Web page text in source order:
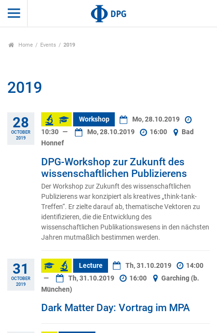
Home Events 2019
2019
28
OCTOBER
2019
Workshop
Mo, 28.10.2019
10:30 — Mo, 28.10.2019 16:00
Bad
Honnef
DPG-Workshop zur Zukunft des
wissenschaftlichen Publizierens
Der Workshop zur Zukunft des wissenschaftlichen
Publizierens war konzipiert als kreatives „think-tank-
Treffen“. Er zielte darauf ab, thematische Vektoren zu
identifizieren, die die Entwicklung des
wissenschaftlichen Publikationswesens in den nächsten
Jahren mutmaßlich bestimmen werden.
31
OCTOBER
2019
Lecture Th, 31.10.2019
14:00
—
Th, 31.10.2019 16:00
Garching (b.
München)
Dark Matter Day: Vortrag im MPA